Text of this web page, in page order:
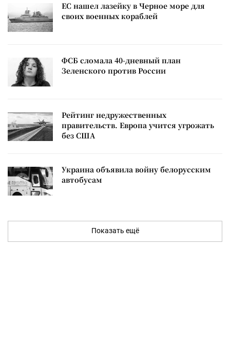
ЕС нашел лазейку в Черное море для
своих военных кораблей
ФСБ сломала 40-дневный план
Зеленского против России
Рейтинг недружественных
правительств. Европа учится угрожать
без США
Украина объявила войну белорусским
автобусам
Показать ещё